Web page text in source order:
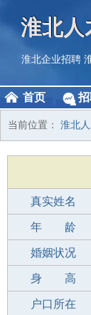
淮北人
淮北企业招聘
首页
当前位置： 淮北人
真实姓名
性 别
年 龄
出生年月
婚姻状况
学 历
身 高
毕业学校
户口所在